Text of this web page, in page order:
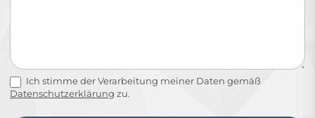
Ich stimme der Verarbeitung meiner Daten gemäß
Datenschutzerklärung zu.